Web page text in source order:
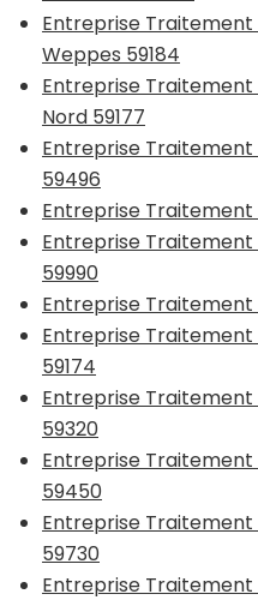
Entreprise Traitement
Weppes 59184
Entreprise Traitement
Nord 59177
Entreprise Traitement
59496
Entreprise Traitement
Entreprise Traitement
59990
Entreprise Traitement
Entreprise Traitement
59174
Entreprise Traitement
59320
Entreprise Traitement
59450
Entreprise Traitement
59730
Entreprise Traitement